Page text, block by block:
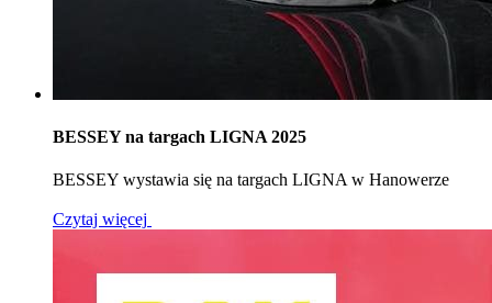
BESSEY na targach LIGNA 2025
BESSEY wystawia się na targach LIGNA w Hanowerze
Czytaj więcej